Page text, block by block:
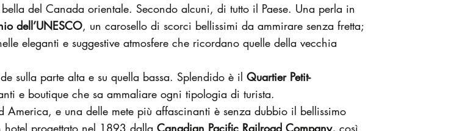
del Canada orientale. Secondo alcuni, di tutto il Paese. Una perla in
dell’UNESCO, un carosello di scorci bellissimi da ammirare senza fretta;
eleganti e suggestive atmosfere che ricordano quelle della vecchia
sulla parte alta e su quella bassa. Splendido è il Quartier Petit-
e boutique che sa ammaliare ogni tipologia di turista.
e una delle mete più affascinanti è senza dubbio il bellissimo
hotel progettato nel 1893 dalla Canadian Pacific Railroad Company, così